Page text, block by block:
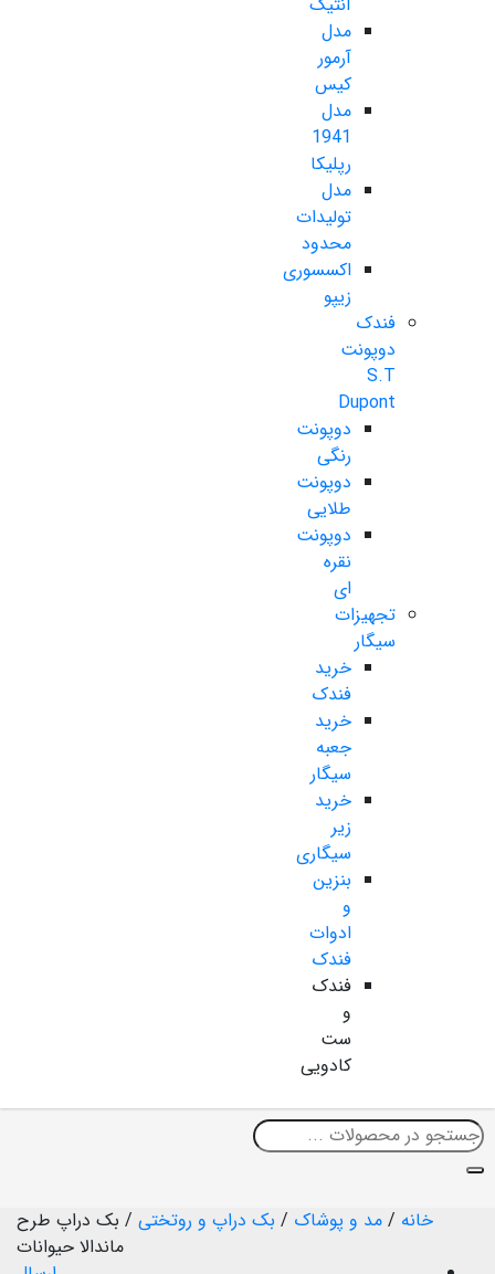
مدل
آرمور
کیس
مدل
1941
رپلیکا
مدل
تولیدات
محدود
اکسسوری
زیپو
فندک
دوپونت
S.T
Dupont
دوپونت
رنگی
دوپونت
طلایی
دوپونت
نقره
ای
تجهیزات
سیگار
خرید
فندک
خرید
جعبه
سیگار
خرید
زیر
سیگاری
بنزین
و
ادوات
فندک
فندک
و
ست
کادویی
خانه / مد و پوشاک / بک دراپ و روتختی / بک دراپ طرح
ماندالا حیوانات